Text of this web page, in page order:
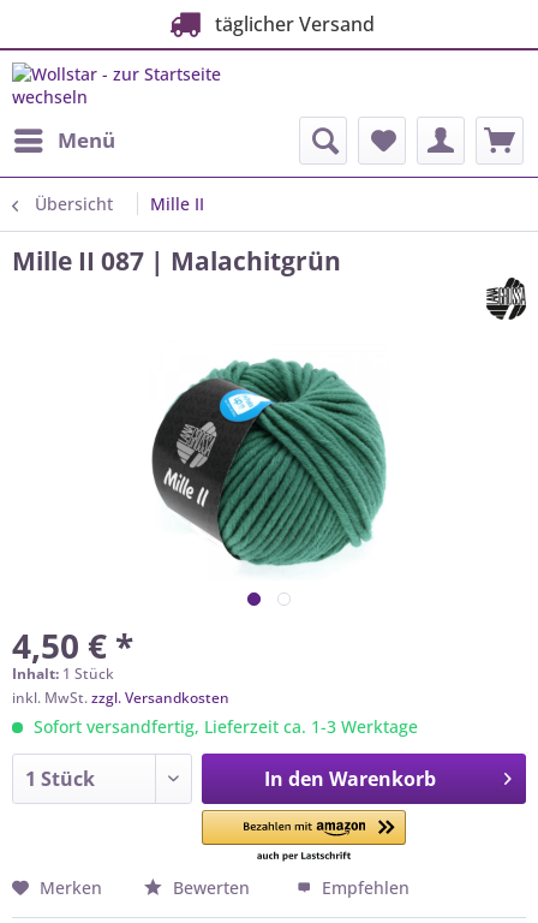
täglicher Versand
Menü
Übersicht Mille II
Mille II 087 | Malachitgrün
4,50 € *
Inhalt: 1 Stück
inkl. MwSt.zzgl. Versandkosten
Sofort versandfertig, Lieferzeit ca. 1-3 Werktage
In den Warenkorb
Merken Bewerten Empfehlen